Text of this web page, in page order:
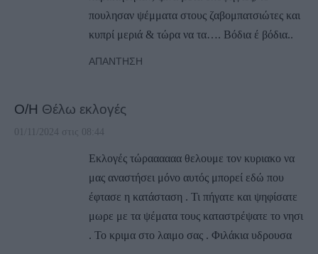
πουλησαν ψέμματα στους ζαβομπατσιώτες και
κυπρί μεριά & τώρα να τα…. Βόδια έ βόδια..
ΑΠΆΝΤΗΣΗ
Ο/Η Θέλω εκλογές
01/11/2024 στις 08:44
Εκλογές τώραααααα θελουμε τον κυριακο να
μας αναστήσει μόνο αυτός μπορεί εδώ που
έφτασε η κατάσταση . Τι πήγατε και ψηφίσατε
μωρε με τα ψέματα τους καταστρέψατε το νησι
. Το κριμα στο λαιμο σας . Φιλάκια υδρουσα